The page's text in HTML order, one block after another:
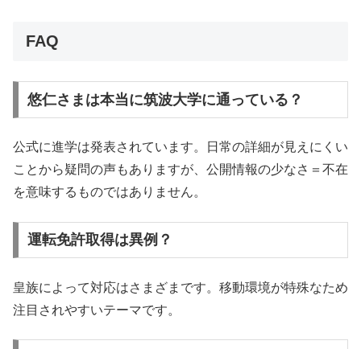
FAQ
悠仁さまは本当に筑波大学に通っている？
公式に進学は発表されています。日常の詳細が見えにくい
ことから疑問の声もありますが、公開情報の少なさ＝不在
を意味するものではありません。
運転免許取得は異例？
皇族によって対応はさまざまです。移動環境が特殊なため
注目されやすいテーマです。